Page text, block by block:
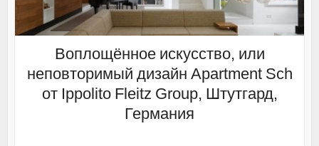
Воплощённое искусство, или
неповторимый дизайн Apartment Sch
от Ippolito Fleitz Group, Штутгард,
Германия